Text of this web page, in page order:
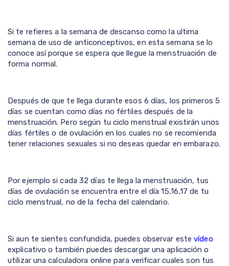
Si te refieres a la semana de descanso como la ultima
semana de uso de anticonceptivos, en esta semana se lo
conoce así porque se espera que llegue la menstruación de
forma normal.
Después de que te llega durante esos 6 días, los primeros 5
días se cuentan como días no fértiles después de la
menstruación. Pero según tu ciclo menstrual existirán unos
días fértiles o de ovulación en los cuales no se recomienda
tener relaciones sexuales si no deseas quedar en embarazo.
Por ejemplo si cada 32 días te llega la menstruación, tus
días de ovulación se encuentra entre el día 15,16,17 de tu
ciclo menstrual, no de la fecha del calendario.
Si aun te sientes confundida, puedes observar estevídeo
explicativo o también puedes descargar una aplicación o
utilizar una calculadora online para verificar cuales son tus